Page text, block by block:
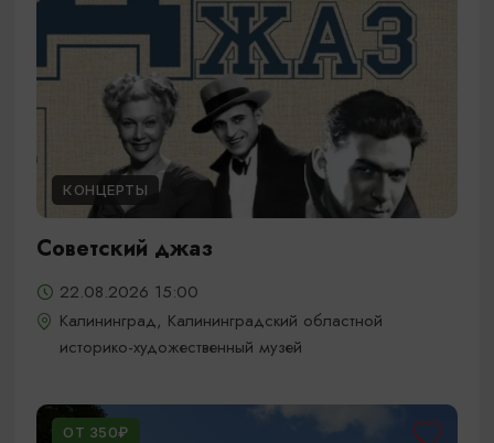
КОНЦЕРТЫ
Советский джаз
22.08.2026 15:00
Калининград, Калининградский областной
историко-художественный музей
ОТ 350₽